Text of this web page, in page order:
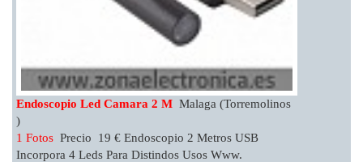
Endoscopio Led Camara 2 M Malaga (Torremolinos
)
1 Fotos Precio 19 € Endoscopio 2 Metros USB
Incorpora 4 Leds Para Distindos Usos Www.